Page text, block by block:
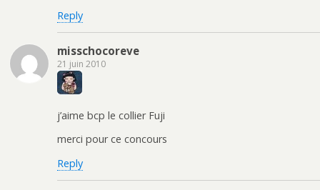
Reply
misschocoreve
21 juin 2010
j’aime bcp le collier Fuji
merci pour ce concours
Reply